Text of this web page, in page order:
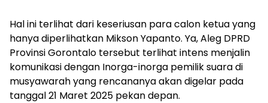
Hal ini terlihat dari keseriusan para calon ketua yang
hanya diperlihatkan Mikson Yapanto. Ya, Aleg DPRD
Provinsi Gorontalo tersebut terlihat intens menjalin
komunikasi dengan Inorga-inorga pemilik suara di
musyawarah yang rencananya akan digelar pada
tanggal 21 Maret 2025 pekan depan.